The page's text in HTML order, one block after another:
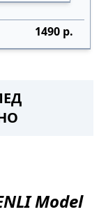
1490 р.
Model